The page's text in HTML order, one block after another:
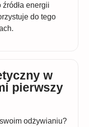
energii
do tego
w
pierwszy
odżywianiu?